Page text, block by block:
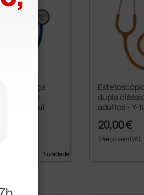
cabeça
para
Y-tubo azul
1 unidade
dupla
adultos - Y-
20,00 €
(Preço sem IVA)